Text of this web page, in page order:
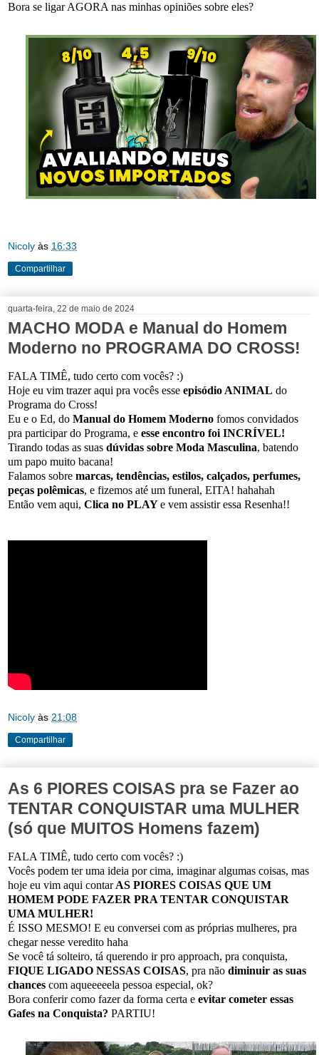
Bora se ligar AGORA nas minhas opiniões sobre eles?
Nicoly às 16:33
Compartilhar
quarta-feira, 22 de maio de 2024
MACHO MODA e Manual do Homem
Moderno no PROGRAMA DO CROSS!
FALA TIMÊ, tudo certo com vocês? :)
Hoje eu vim trazer aqui pra vocês esse episódio ANIMAL do
Programa do Cross!
Eu e o Ed, do Manual do Homem Moderno fomos convidados
pra participar do Programa, e esse encontro foi INCRÍVEL!
Tirando todas as suas dúvidas sobre Moda Masculina, batendo
um papo muito bacana!
Falamos sobre marcas, tendências, estilos, calçados, perfumes,
peças polêmicas, e fizemos até um funeral, EITA! hahahah
Então vem aqui, Clica no PLAYe vem assistir essa Resenha!!
Nicoly às 21:08
Compartilhar
As 6 PIORES COISAS pra se Fazer ao
TENTAR CONQUISTAR uma MULHER
(só que MUITOS Homens fazem)
FALA TIMÊ, tudo certo com vocês? :)
Vocês podem ter uma ideia por cima, imaginar algumas coisas, mas
hoje eu vim aqui contarAS PIORES COISAS QUE UM
HOMEM PODE FAZER PRA TENTAR CONQUISTAR
UMA MULHER!
É ISSO MESMO! E eu conversei com as próprias mulheres, pra
chegar nesse veredito haha
Se você tá solteiro, tá querendo ir pro approach, pra conquista,
FIQUE LIGADO NESSAS COISAS, pra não diminuir as suas
chances com aqueeeeela pessoa especial, ok?
Bora conferir como fazer da forma certa e evitar cometer essas
Gafes na Conquista? PARTIU!